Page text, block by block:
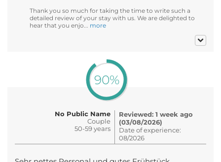
Thank you so much for taking the time to write such a
detailed review of your stay with us. We are delighted to
hear that you enjo... more
90%
No Public Name
Couple
50-59 years
Reviewed: 1 week ago
(03/08/2026)
Date of experience:
08/2026